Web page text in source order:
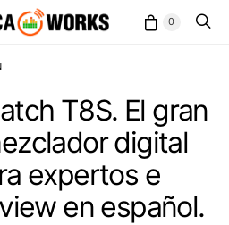
0
T8S. El gran
digital
expertos e
en español.